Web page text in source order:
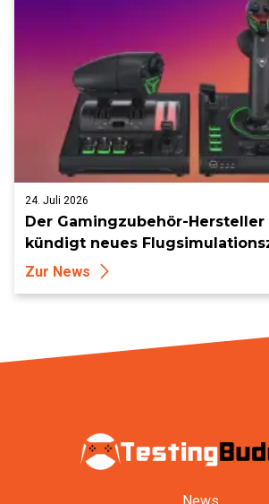
24. Juli 2026
Der Gamingzubehör-
kündigt neues
Zur News
News